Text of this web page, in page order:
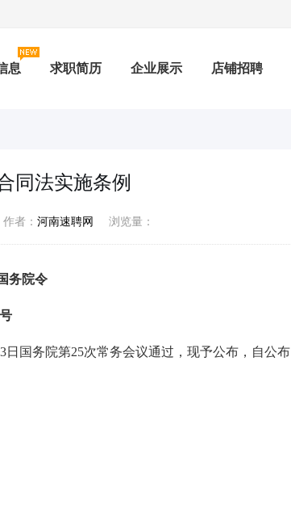
息 求职简历 企业展示 店铺招聘
同法实施条例
作者： 河南速聘网 浏览量：
务院令
国务院第25次常务会议通过，现予公布，自公布